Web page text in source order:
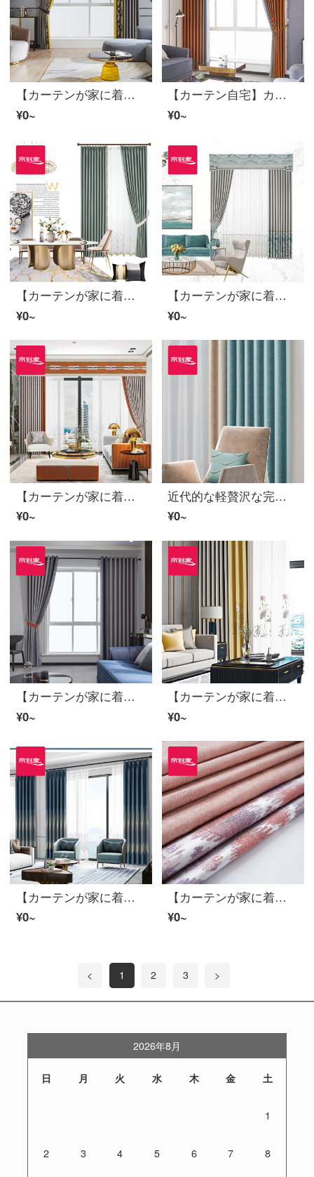
【カーテンが家に着く】軽贅沢高遮光製品のカーテンをつなぎ合わせて花を咲かせるファッション的な黒DJリビングルームの部屋に注文して床に下ろす窓は、裏地LDC 20 SSC-50 Sフックを含む/カーテンヘッドを含まない(高さ2.6 m以内で変更可能)XLのカーテンセット/ダブルオープン(適用窓幅3.5-4.2 m)
¥0~
【カーテン自宅】カーテン製品は現代の軽贅沢2020新型ポリエステル高遮光仕歌落地窓の定型化に接続し、裏地LDC 20 SSD-87 Sフックを含む/カーテンヘッドを含まない(高2.6 m以内で改変可能)XLのカーテンセット/ダブルオープン(適用窓幅4.2-4.5 m)
¥0~
【カーテンが家に着く】カーテン製品の高遮光高奢で純情な歳月の純度の純度の高い金左右はカーテンをつなぎ合わせます。リビングルームの高精密注文ダウンウィンドウLDC 20 SSB-0301ノック/カーテンヘッドをくわえません。
¥0~
【カーテンが家に着く】布芸完成品のカーテンはシームレスにつなぎ合わせて、軽奢なジャカード工芸のリビングルームの床にある窓から流れる金の歳月が高い精密な半遮光LDC 20 SSA-2401 Sフック/カーテンヘッドを含まない(高さ2.6メートル以内で変更可能)XLのカーテンセット/ダブルオープン(適用窓の幅は3.5-4.2メートル)
¥0~
【カーテンが家に着く】高遮光製品のカーテンは、高精細なリビングルームのテーラーLDC 20 SSB-1201 Sフック/カーテンなし(高さ2.6メートル以内で変更可能)XLのカーテンセット/ダブルオープン(適用窓幅3.3-3.5メートル)
¥0~
近代的な軽贅沢な完成品のカーテンは風の高い遮光ポリエステルのカーテンを聞いて花を上げるリビングルームをカスタマイズします。三重窓LDC 20 SSD-97打孔/カーテンヘッドをくわえません。
¥0~
【カーテンが家に着く】軽贅沢で簡単な高遮光継ぎ手ロンドン雨夜カーテン製品2020新型リビングルームカスタムダウンウィンドウのカーテンLDC 20 SSC-56 Sフック/カーテンなし(高さ2.6 m以内で変更可能)XLのカーテンセット/ダブルオープン(適用窓幅3.3-3.5 m)
¥0~
【カーテンが家に着く】新中国式の高遮光定型は湯円カレーリビングルームのカーテン完成品の高精密ジャカードカスタム床窓JBLW-010打孔/カーテンヘッドを含まない(高さ2.6メートル以内はXRLのカーテンセット/ダブルオープン(適用窓幅3.5-4.2メートル)
¥0~
【カーテンが家に着く】布芸カーテンの完成品はシームレスに現代のジャカードをつなぎます。高精密、高遮光ブルーのダンスルームのカーテンは軽奢にカスタマイズします。テーピング窓LDC 20 S S 1601 Sフック/カーテンなしです。
¥0~
【カーテンが家に着く】完成品のカーテンの高さを遮光して、ポリエステルの粉のカーテンをカスタマイズして、花を上げるリビングルームの床には、床に下ろす窓C 67があります。/カーテンの頭をくわえていません。（高さ2.6メートル以内は変えられます。）Lのカーテンのセット/ダブルオープン（適用窓の幅は3-3.3メートルです。）
¥0~
< 1 2 3 >
2026年8月
日 月 火 水 木 金 土
1
2 3 4 5 6 7 8